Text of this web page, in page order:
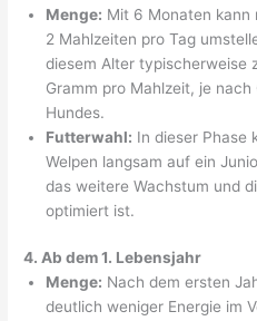
Menge: Mit 6 Monaten kann
2 Mahlzeiten pro Tag
diesem Alter typischerweise
Gramm pro Mahlzeit, je
Hundes.
Futterwahl: In dieser Phase
Welpen langsam auf ein
das weitere Wachstum und
optimiert ist.
4. Ab dem 1. Lebensjahr
Menge: Nach dem ersten
deutlich weniger Energie im